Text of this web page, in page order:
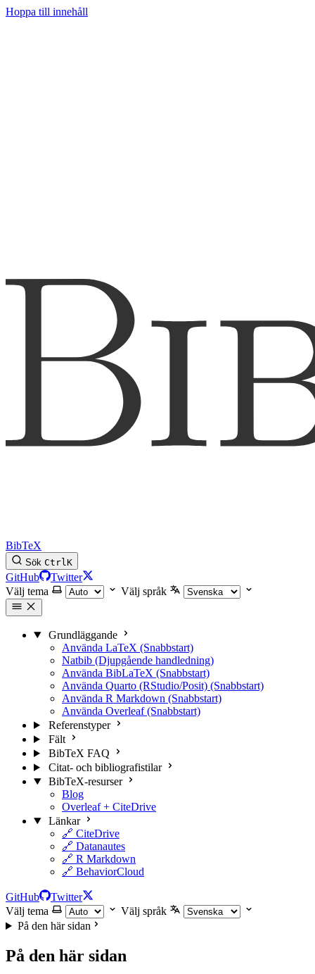
Hoppa till innehåll
BibTeX
Sök CtrlK
GitHub
Twitter
Välj tema
Välj språk
Grundläggande
Använda LaTeX (Snabbstart)
Natbib (Djupgående handledning)
Använda BibLaTeX (Snabbstart)
Använda Quarto (RStudio/Posit) (Snabbstart)
Använda R Markdown (Snabbstart)
Använda Overleaf (Snabbstart)
Referenstyper
Fält
BibTeX FAQ
Citat- och bibliografistilar
BibTeX-resurser
Blog
Overleaf + CiteDrive
Länkar
🔗 CiteDrive
🔗 Datanautes
🔗 R Markdown
🔗 BehaviorCloud
GitHub
Twitter
Välj tema
Välj språk
På den här sidan
På den här sidan